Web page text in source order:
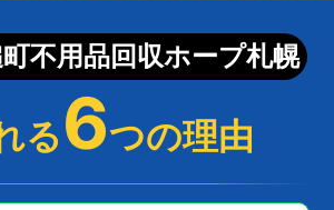
不用品回収ホープ札幌
る6つの理由